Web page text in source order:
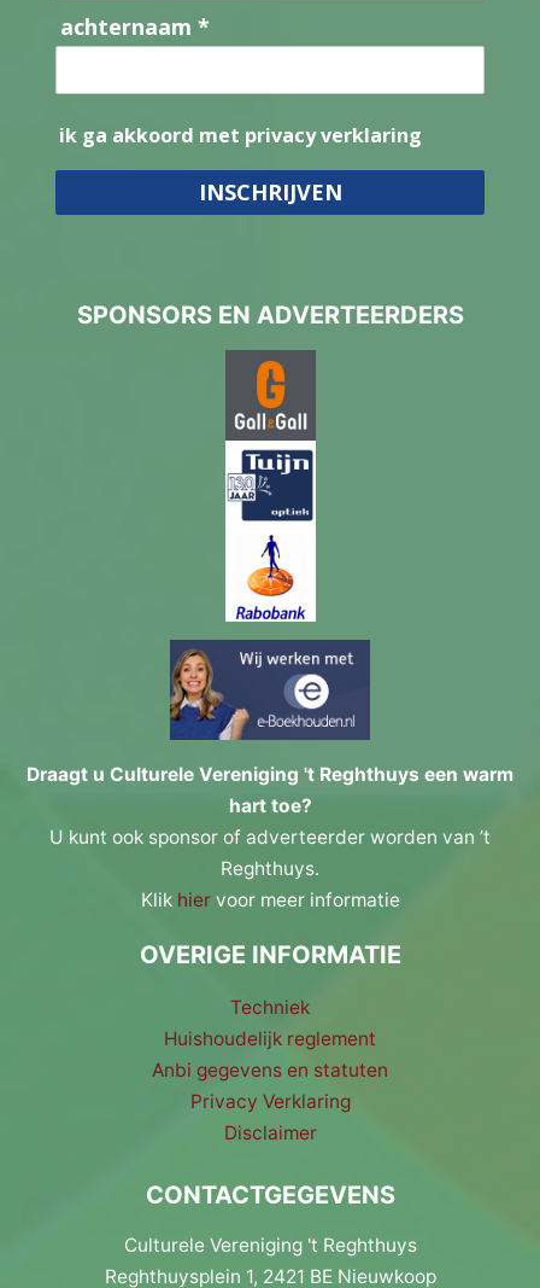
achternaam *
ik ga akkoord met privacy verklaring
INSCHRIJVEN
SPONSORS EN ADVERTEERDERS
Draagt u Culturele Vereniging 't Reghthuys een warm
hart toe?
U kunt ook sponsor of adverteerder worden van ’t
Reghthuys.
Klik hiervoor meer informatie
OVERIGE INFORMATIE
Techniek
Huishoudelijk reglement
Anbi gegevens en statuten
Privacy Verklaring
Disclaimer
CONTACTGEGEVENS
Culturele Vereniging 't Reghthuys
Reghthuysplein 1, 2421 BE Nieuwkoop